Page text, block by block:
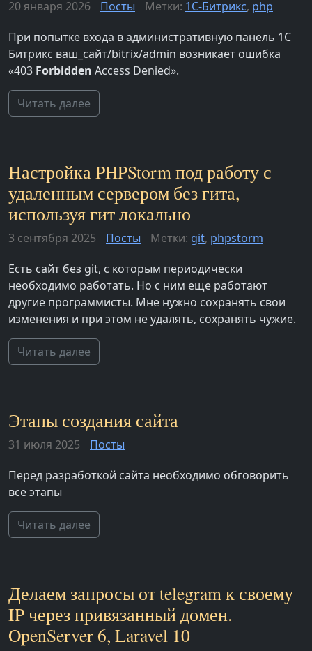
20 января 2026 Посты Метки: 1С-Битрикс, php
При попытке входа в административную панель 1С
Битрикс ваш_сайт/bitrix/admin возникает ошибка
«403 Forbidden Access Denied».
Читать далее
Настройка PHPStorm под работу с
удаленным сервером без гита,
используя гит локально
3 сентября 2025 Посты Метки: git, phpstorm
Есть сайт без git, с которым периодически
необходимо работать. Но с ним еще работают
другие программисты. Мне нужно сохранять свои
изменения и при этом не удалять, сохранять чужие.
Читать далее
Этапы создания сайта
31 июля 2025
Посты
Перед разработкой сайта необходимо обговорить
все этапы
Читать далее
Делаем запросы от telegram к своему
IP через привязанный домен.
OpenServer 6, Laravel 10